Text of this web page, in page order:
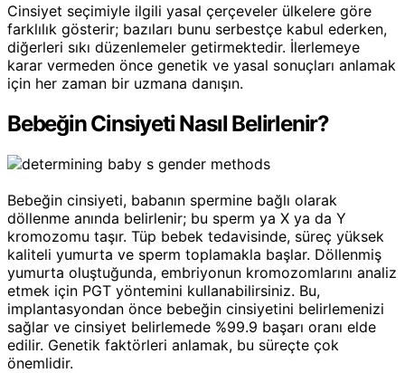
Cinsiyet seçimiyle ilgili yasal çerçeveler ülkelere göre
farklılık gösterir; bazıları bunu serbestçe kabul ederken,
diğerleri sıkı düzenlemeler getirmektedir. İlerlemeye
karar vermeden önce genetik ve yasal sonuçları anlamak
için her zaman bir uzmana danışın.
Bebeğin Cinsiyeti Nasıl Belirlenir?
Bebeğin cinsiyeti, babanın spermine bağlı olarak
döllenme anında belirlenir; bu sperm ya X ya da Y
kromozomu taşır. Tüp bebek tedavisinde, süreç yüksek
kaliteli yumurta ve sperm toplamakla başlar. Döllenmiş
yumurta oluştuğunda, embriyonun kromozomlarını analiz
etmek için PGT yöntemini kullanabilirsiniz. Bu,
implantasyondan önce bebeğin cinsiyetini belirlemenizi
sağlar ve cinsiyet belirlemede %99.9 başarı oranı elde
edilir. Genetik faktörleri anlamak, bu süreçte çok
önemlidir.